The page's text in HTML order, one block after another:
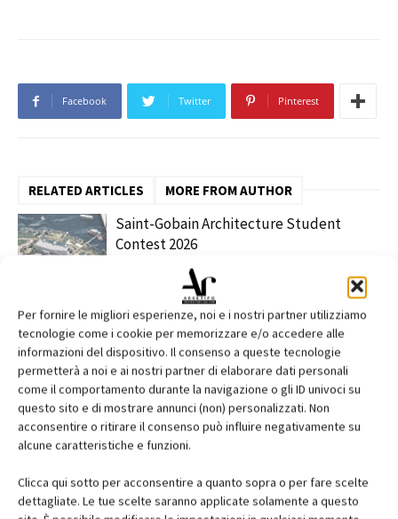
Per fornire le migliori esperienze, noi e i nostri partner utilizziamo
tecnologie come i cookie per memorizzare e/o accedere alle
informazioni del dispositivo. Il consenso a queste tecnologie
permetterà a noi e ai nostri partner di elaborare dati personali
come il comportamento durante la navigazione o gli ID univoci su
questo sito e di mostrare annunci (non) personalizzati. Non
acconsentire o ritirare il consenso può influire negativamente su
alcune caratteristiche e funzioni.
Clicca qui sotto per acconsentire a quanto sopra o per fare scelte
dettagliate. Le tue scelte saranno applicate solamente a questo
Facebook Twitter Pinterest
RELATED ARTICLES MORE FROM AUTHOR
Saint-Gobain Architecture Student
Contest 2026
ARCHITECT@WORK Milano 2026
Edilizia, VELUX e SIMA al Senato